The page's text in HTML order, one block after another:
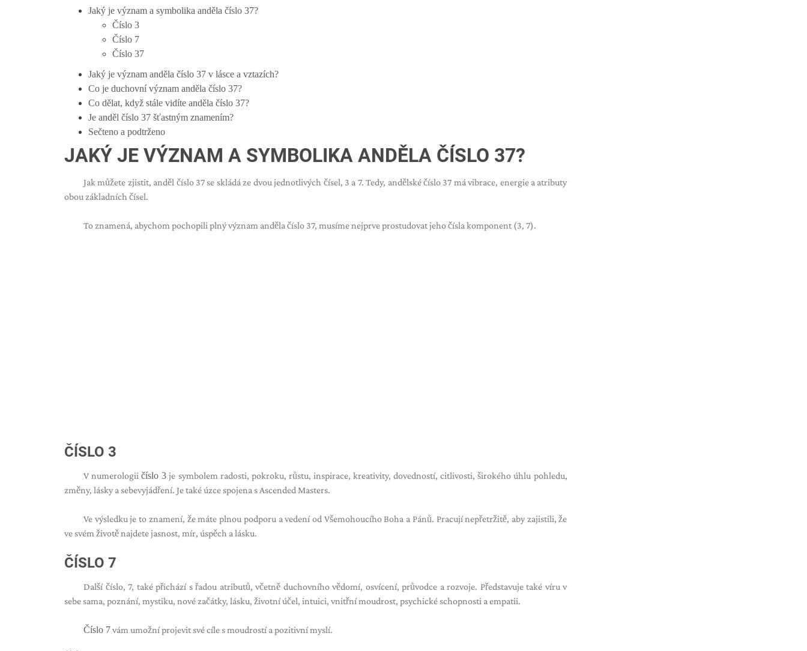
Jaký je význam a symbolika anděla číslo 37?
Číslo 3
Číslo 7
Číslo 37
Jaký je význam anděla číslo 37 v lásce a vztazích?
Co je duchovní význam anděla číslo 37?
Co dělat, když stále vidíte anděla číslo 37?
Je anděl číslo 37 šťastným znamením?
Sečteno a podtrženo
JAKÝ JE VÝZNAM A SYMBOLIKA ANDĚLA ČÍSLO 37?
Jak můžete zjistit, anděl číslo 37 se skládá ze dvou jednotlivých čísel, 3 a 7. Tedy, andělské číslo 37 má vibrace, energie a atributy
obou základních čísel.
To znamená, abychom pochopili plný význam anděla číslo 37, musíme nejprve prostudovat jeho čísla komponent (3, 7).
ČÍSLO 3
V numerologiičíslo 3 je symbolem radosti, pokroku, růstu, inspirace, kreativity, dovedností, citlivosti, širokého úhlu pohledu,
změny, lásky a sebevyjádření. Je také úzce spojena s Ascended Masters.
Ve výsledku je to znamení, že máte plnou podporu a vedení od Všemohoucího Boha a Pánů. Pracují nepřetržitě, aby zajistili, že
ve svém životě najdete jasnost, mír, úspěch a lásku.
ČÍSLO 7
Další číslo, 7, také přichází s řadou atributů, včetně duchovního vědomí, osvícení, průvodce a rozvoje. Představuje také víru v
sebe sama, poznání, mystiku, nové začátky, lásku, životní účel, intuici, vnitřní moudrost, psychické schopnosti a empatii.
Číslo 7vám umožní projevit své cíle s moudrostí a pozitivní myslí.